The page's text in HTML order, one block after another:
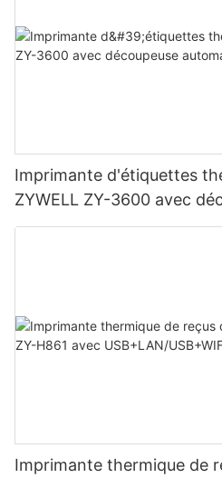
Imprimante d'étiquettes
ZYWELL ZY-3600 avec
Imprimante thermique de